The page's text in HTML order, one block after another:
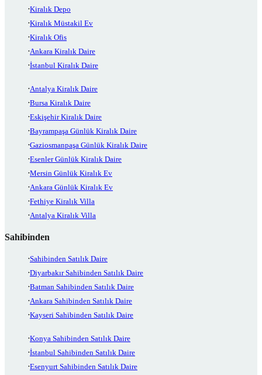
Kiralık Depo
Kiralık Müstakil Ev
Kiralık Ofis
Ankara Kiralık Daire
İstanbul Kiralık Daire
Antalya Kiralık Daire
Bursa Kiralık Daire
Eskişehir Kiralık Daire
Bayrampaşa Günlük Kiralık Daire
Gaziosmanpaşa Günlük Kiralık Daire
Esenler Günlük Kiralık Daire
Mersin Günlük Kiralık Ev
Ankara Günlük Kiralık Ev
Fethiye Kiralık Villa
Antalya Kiralık Villa
Sahibinden
Sahibinden Satılık Daire
Diyarbakır Sahibinden Satılık Daire
Batman Sahibinden Satılık Daire
Ankara Sahibinden Satılık Daire
Kayseri Sahibinden Satılık Daire
Konya Sahibinden Satılık Daire
İstanbul Sahibinden Satılık Daire
Esenyurt Sahibinden Satılık Daire